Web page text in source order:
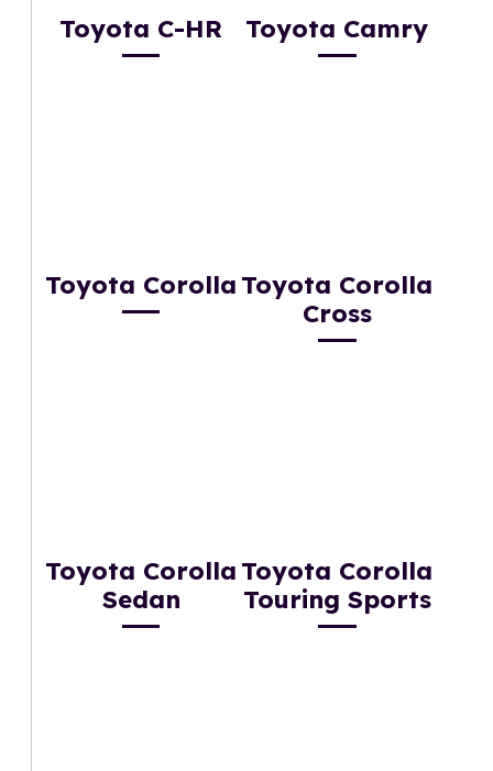
Toyota C-HR Toyota Camry
Toyota Corolla Toyota Corolla
Cross
Toyota Corolla
Sedan
Toyota Corolla
Touring Sports